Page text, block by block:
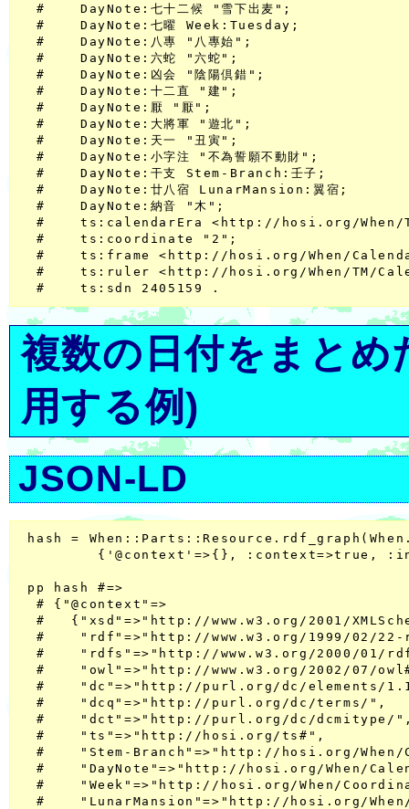
  #    DayNote:七十二候 "雪下出麦";
  #    DayNote:七曜 Week:Tuesday;
  #    DayNote:八專 "八專始";
  #    DayNote:六蛇 "六蛇";
  #    DayNote:凶会 "陰陽倶錯";
  #    DayNote:十二直 "建";
  #    DayNote:厭 "厭";
  #    DayNote:大將軍 "遊北";
  #    DayNote:天一 "丑寅";
  #    DayNote:小字注 "不為誓願不動財";
  #    DayNote:干支 Stem-Branch:壬子;
  #    DayNote:廿八宿 LunarMansion:翼宿;
  #    DayNote:納音 "木";
#    ts:calendarEra <http://hosi.org/When/
  #    ts:coordinate "2";
#    ts:frame <http://hosi.org/When/
#    ts:ruler <http://hosi.org/When/TM/
複数の日付をまとめ
用する例)
JSON-LD
hash =
{'@context'=>{}, :context=>true,
pp hash #=>
  # {"@context"=>
#   {"xsd"=>"http://www.w3.org/2001/
#    "rdf"=>"http://www.w3.org/1999/02/
#    "rdfs"=>"http://www.w3.org/2000/01/
#    "owl"=>"http://www.w3.org/2002/07/
#    "dc"=>"http://purl.org/dc/elements/
  #    "dcq"=>"http://purl.org/dc/terms/",
#    "dct"=>"http://purl.org/dc/dcmitype/
  #    "ts"=>"http://hosi.org/ts#",
#    "Stem-Branch"=>"http://hosi.org/When/
#    "DayNote"=>"http://hosi.org/When/
#    "Week"=>"http://hosi.org/When/
#    "LunarMansion"=>"http://hosi.org/